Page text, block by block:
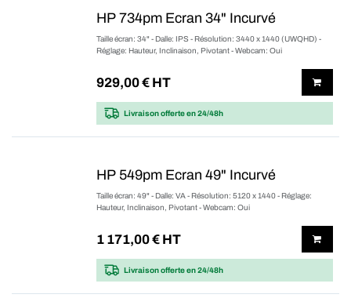
HP 734pm Ecran 34" Incurvé
Taille écran: 34" - Dalle: IPS - Résolution: 3440 x 1440 (UWQHD) -
Réglage: Hauteur, Inclinaison, Pivotant - Webcam: Oui
929,00€ HT
Livraison offerteen 24/48h
HP 549pm Ecran 49" Incurvé
Taille écran: 49" - Dalle: VA - Résolution: 5120 x 1440 - Réglage:
Hauteur, Inclinaison, Pivotant - Webcam: Oui
1 171,00€ HT
Livraison offerteen 24/48h